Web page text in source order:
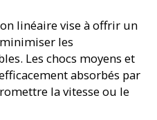
linéaire vise à offrir un
les
Les chocs moyens et
absorbés par
la vitesse ou le